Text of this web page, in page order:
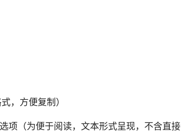
，方便复制）
项（为便于阅读，文本形式呈现，不含直接